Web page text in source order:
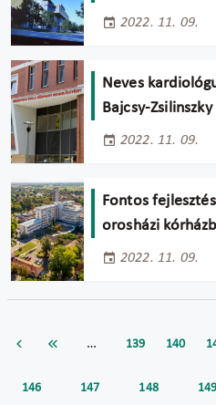
2022. 11. 09.
Neves
Bajcsy-
2022. 11. 09.
Fontos
orosházi
2022. 11. 09.
… 139 140
146 147 148 149